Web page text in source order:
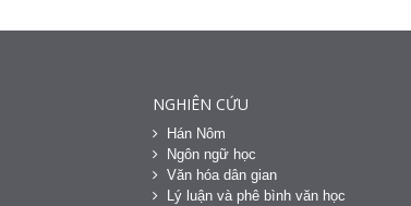
NGHIÊN CỨU
Hán Nôm
Ngôn ngữ học
Văn hóa dân gian
Lý luận và phê bình văn học